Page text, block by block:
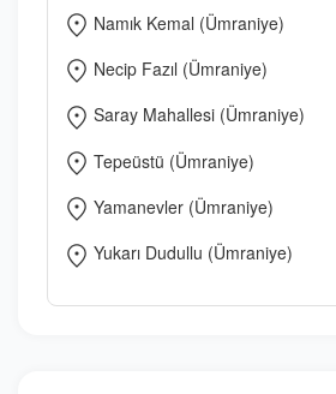
Namık Kemal (Ümraniye)
Necip Fazıl (Ümraniye)
Saray Mahallesi (Ümraniye)
Tepeüstü (Ümraniye)
Yamanevler (Ümraniye)
Yukarı Dudullu (Ümraniye)